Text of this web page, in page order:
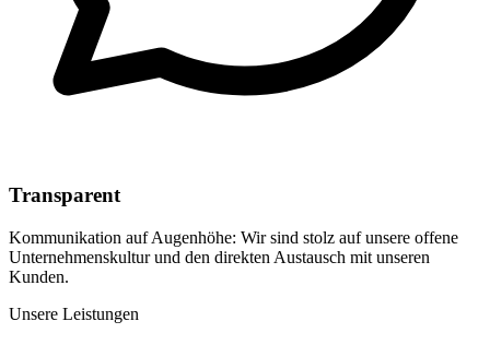
Transparent
Kommunikation auf Augenhöhe: Wir sind stolz auf unsere offene
Unternehmenskultur und den direkten Austausch mit unseren
Kunden.
Unsere Leistungen